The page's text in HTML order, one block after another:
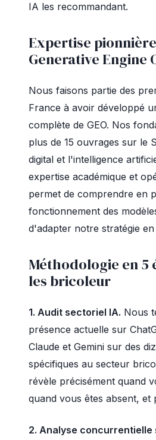
IA les recommandant.
Expertise
Generative Engine
Nous faisons partie des
France à avoir développé
complète de GEO. Nos
plus de 15 ouvrages sur le
digital et l'intelligence
expertise académique et
permet de comprendre en
fonctionnement des
d'adapter notre stratégie
Méthodologie en 5
les bricoleur
1. Audit sectoriel IA. Nous
présence actuelle sur
Claude et Gemini sur des
spécifiques au secteur
révèle précisément quand
quand vous êtes absent, et
2. Analyse concurrentielle